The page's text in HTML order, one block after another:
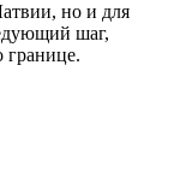
но и для
шаг,
границе.